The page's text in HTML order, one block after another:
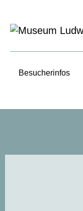
Besucherinfos